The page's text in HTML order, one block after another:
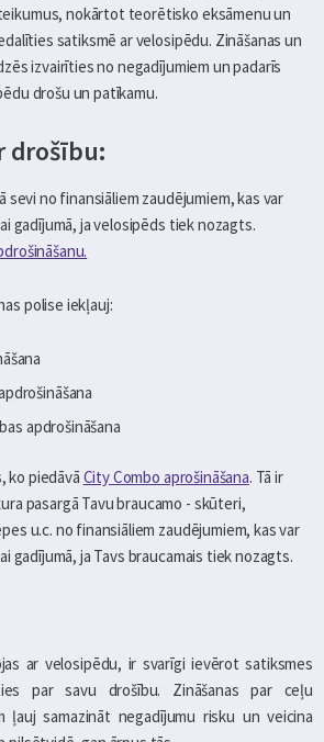
nokārtot teorētisko eksāmenu un
satiksmē ar velosipēdu. Zināšanas un
izvairīties no negadījumiem un padarīs
drošu un patīkamu.
drošību:
sevi no finansiāliem zaudējumiem, kas var
gadījumā, ja velosipēds tiek nozagts.
polise iekļauj:
apdrošināšana
ko piedāvā City Combo aprošināšana. Tā ir
pasargā Tavu braucamo - skūteri,
u.c. no finansiāliem zaudējumiem, kas var
gadījumā, ja Tavs braucamais tiek nozagts.
ar velosipēdu, ir svarīgi ievērot satiksmes
par savu drošību. Zināšanas par ceļu
ļauj samazināt negadījumu risku un veicina